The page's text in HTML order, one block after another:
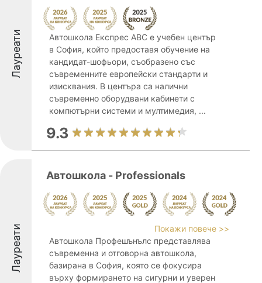
Лауреати
Автошкола Експрес АВС е учебен център
в София, който предоставя обучение на
кандидат-шофьори, съобразено със
съвременните европейски стандарти и
изисквания. В центъра са налични
съвременно оборудвани кабинети с
компютърни системи и мултимедия, ...
9.3
Лауреати
Автошкола - Professionals
Покажи повече >>
Автошкола Профешънълс представлява
съвременна и отговорна автошкола,
базирана в София, която се фокусира
върху формирането на сигурни и уверен